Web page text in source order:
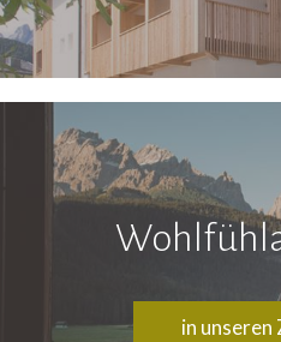
in unseren